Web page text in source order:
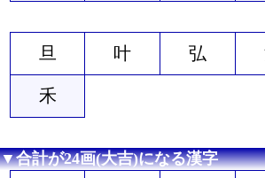
旦 叶 弘
禾
▼合計が24画(大吉)になる漢字